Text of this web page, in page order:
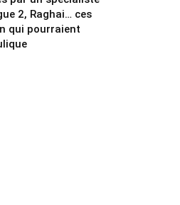
2, Raghai… ces
qui pourraient